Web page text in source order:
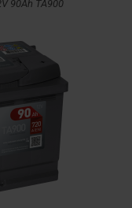
90Ah TA900